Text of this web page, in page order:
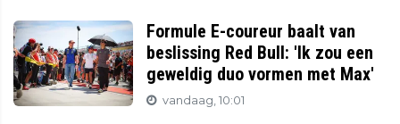
Formule E-coureur baalt van
beslissing Red Bull: 'Ik zou een
geweldig duo vormen met Max'
vandaag, 10:01